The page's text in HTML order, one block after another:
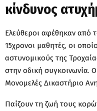
κίνδυνος
Ελεύθεροι αφέθηκαν από
15χρονοι μαθητές, οι
αστυνομικούς της
στην οδική συγκοινωνία.
Μονομελές Δικαστήριο
Παίζουν τη ζωή τους